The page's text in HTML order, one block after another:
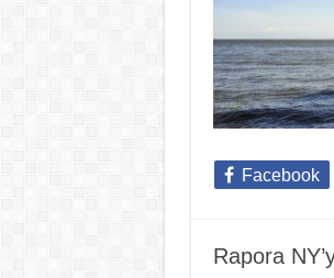
Facebook
Rapora